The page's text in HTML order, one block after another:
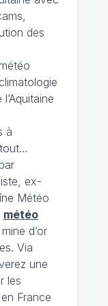
des
à
ex-
Météo
météo
d’or
Via
une
les
France